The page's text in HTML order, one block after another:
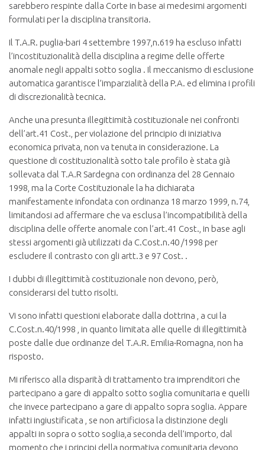
sarebbero respinte dalla Corte in base ai medesimi argomenti
formulati per la disciplina transitoria.
Il T.A.R. puglia-bari 4 settembre 1997,n.619 ha escluso infatti
l’incostituzionalità della disciplina a regime delle offerte
anomale negli appalti sotto soglia . Il meccanismo di esclusione
automatica garantisce l’imparzialità della P.A. ed elimina i profili
di discrezionalità tecnica.
Anche una presunta illegittimità costituzionale nei confronti
dell’art.41 Cost., per violazione del principio di iniziativa
economica privata, non va tenuta in considerazione. La
questione di costituzionalità sotto tale profilo è stata già
sollevata dal T.A.R Sardegna con ordinanza del 28 Gennaio
1998, ma la Corte Costituzionale la ha dichiarata
manifestamente infondata con ordinanza 18 marzo 1999, n.74,
limitandosi ad affermare che va esclusa l’incompatibilità della
disciplina delle offerte anomale con l’art.41 Cost., in base agli
stessi argomenti già utilizzati da C.Cost.n.40 /1998 per
escludere il contrasto con gli artt.3 e 97 Cost. .
I dubbi di illegittimità costituzionale non devono, però,
considerarsi del tutto risolti.
Vi sono infatti questioni elaborate dalla dottrina , a cui la
C.Cost.n.40/1998 , in quanto limitata alle quelle di illegittimità
poste dalle due ordinanze del T.A.R. Emilia-Romagna, non ha
risposto.
Mi riferisco alla disparità di trattamento tra imprenditori che
partecipano a gare di appalto sotto soglia comunitaria e quelli
che invece partecipano a gare di appalto sopra soglia. Appare
infatti ingiustificata , se non artificiosa la distinzione degli
appalti in sopra o sotto soglia,a seconda dell’importo, dal
momento che i principi della normativa comunitaria devono